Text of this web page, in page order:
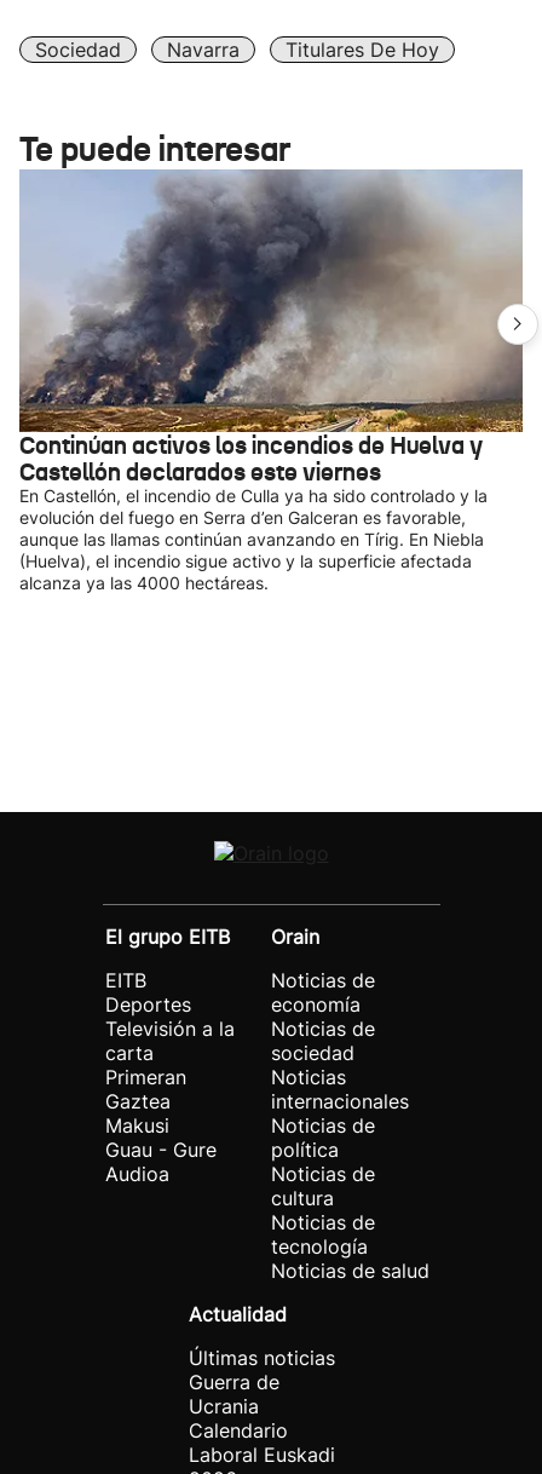
Sociedad Navarra Titulares De Hoy
Te puede interesar
Continúan activos los incendios de Huelva y
Castellón declarados este viernes
En Castellón, el incendio de Culla ya ha sido controlado y la
evolución del fuego en Serra d’en Galceran es favorable,
aunque las llamas continúan avanzando en Tírig. En Niebla
(Huelva), el incendio sigue activo y la superficie afectada
alcanza ya las 4000 hectáreas.
El grupo EITB
EITB
Deportes
Televisión a la
carta
Primeran
Gaztea
Makusi
Guau - Gure
Audioa
Orain
Noticias de
economía
Noticias de
sociedad
Noticias
internacionales
Noticias de
política
Noticias de
cultura
Noticias de
tecnología
Noticias de salud
Actualidad
Últimas noticias
Guerra de
Ucrania
Calendario
Laboral Euskadi